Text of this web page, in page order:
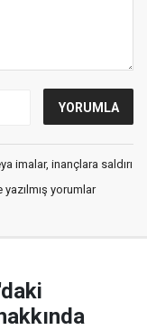
imalar, inançlara saldırı
yorumlar